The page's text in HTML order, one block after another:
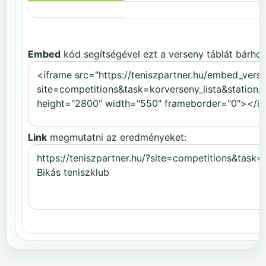
Embed kód segítségével ezt a verseny táblát
Link megmutatni az eredményeket: